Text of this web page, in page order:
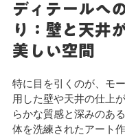
ディテールへ
り：壁と天井
美しい空間
特に目を引くのが、モ
用した壁や天井の仕上
らかな質感と深みのあ
体を洗練されたアート